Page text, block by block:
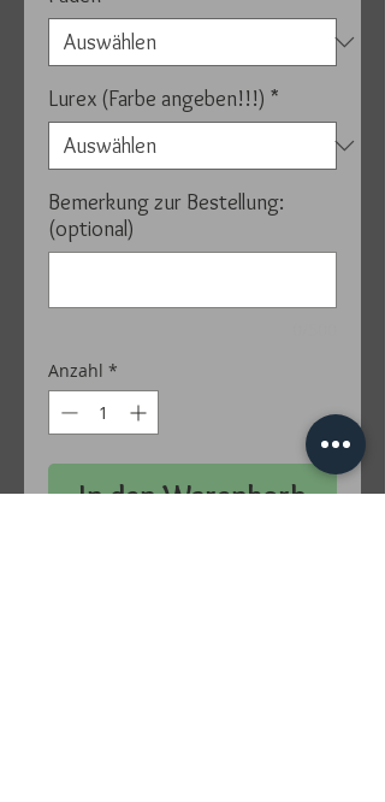
Lurex (Farbe angeben!!!) *
Bemerkung zur Bestellung:
(optional)
Anzahl *
In den Warenkorb